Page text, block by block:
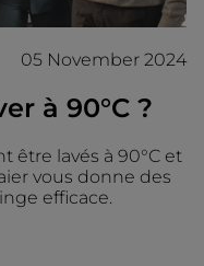
05 November 2024
à 90°C ?
être lavés à 90°C et
vous donne des
efficace.